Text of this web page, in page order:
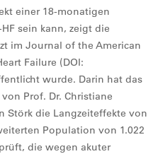
einer 18-monatigen
sein kann, zeigt die
im Journal of the American
Failure (DOI:
wurde. Darin hat das
Prof. Dr. Christiane
Störk die Langzeiteffekte von
Population von 1.022
die wegen akuter